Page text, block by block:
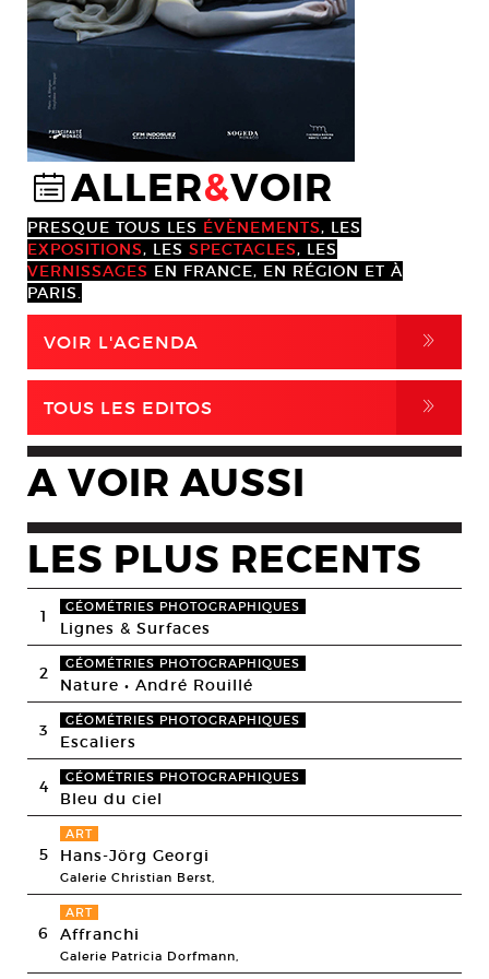
@ALLER&VOIR
PRESQUE TOUS LES ÉVÈNEMENTS, LES
EXPOSITIONS, LES SPECTACLES, LES
VERNISSAGES EN FRANCE, EN RÉGION ET À
PARIS.
VOIR L'AGENDA ,
TOUS LES EDITOS ,
A VOIR AUSSI
LES PLUS RECENTS
1 GÉOMÉTRIES PHOTOGRAPHIQUES
Lignes & Surfaces
2 GÉOMÉTRIES PHOTOGRAPHIQUES
Nature • André Rouillé
3 GÉOMÉTRIES PHOTOGRAPHIQUES
Escaliers
4 GÉOMÉTRIES PHOTOGRAPHIQUES
Bleu du ciel
5
ART
Hans-Jörg Georgi
Galerie Christian Berst,
6
ART
Affranchi
Galerie Patricia Dorfmann,